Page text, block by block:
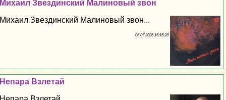
Михаил Звездинский Малиновый звон
Михаил Звездинский Малиновый звон...
06 07 2026 16:16:28
Непара Взлетай